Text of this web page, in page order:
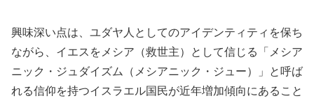
興味深い点は、ユダヤ人としてのアイデンティティを保ち
ながら、イエスをメシア（救世主）として信じる「メシア
ニック・ジュダイズム（メシアニック・ジュー）」と呼ば
れる信仰を持つイスラエル国民が近年増加傾向にあること